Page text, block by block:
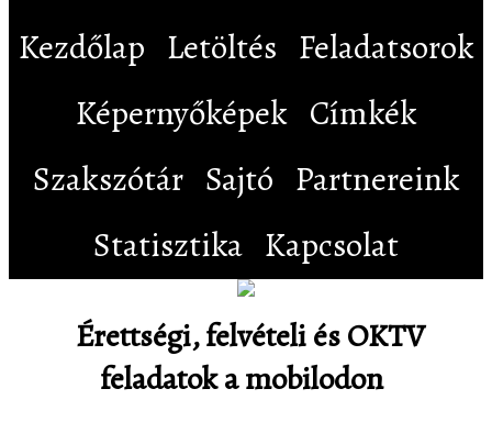
Kezdőlap Letöltés Feladatsorok
Képernyőképek Címkék
Szakszótár Sajtó Partnereink
Statisztika Kapcsolat
Érettségi, felvételi és OKTV
feladatok a mobilodon